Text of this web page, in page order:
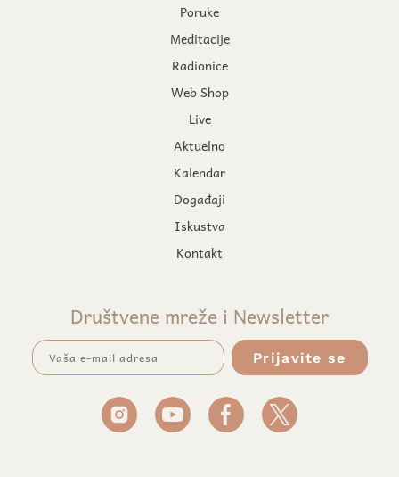
Poruke
Meditacije
Radionice
Web Shop
Live
Aktuelno
Kalendar
Događaji
Iskustva
Kontakt
Društvene mreže i Newsletter